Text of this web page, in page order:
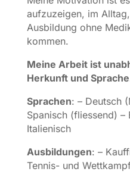
aufzuzeigen, im
Ausbildung ohne
kommen.
Meine Arbeit ist
Herkunft und
Sprachen: – Deutsch
Spanisch (fliessend) –
Italienisch
Ausbildungen: –
Tennis- und